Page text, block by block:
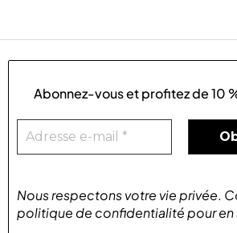
Abonnez-vous et profitez de10
Nous respectons votre vie privée.
politique de confidentialitépouren